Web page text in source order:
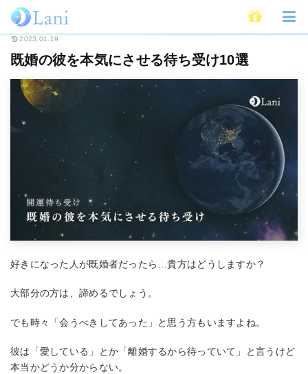
ホーム 開運 既婚の彼を本気にさせる待ち受け10選
2023.01.19
既婚の彼を本気にさせる待ち受け10選
好きになった人が既婚者だったら…貴方はどうしますか？
大部分の方は、諦めるでしょう。
でも時々「会うべきしてあった」と思う方もいますよね。
彼は「愛している」とか「離婚するから待っていて」と言うけど
本当かどうか分からない。